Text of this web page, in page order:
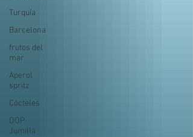
Turquía
Barcelona
frutos del
mar
Aperol
spritz
Cócteles
DOP
Jumilla